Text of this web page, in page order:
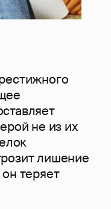
не из их
лишение
теряет